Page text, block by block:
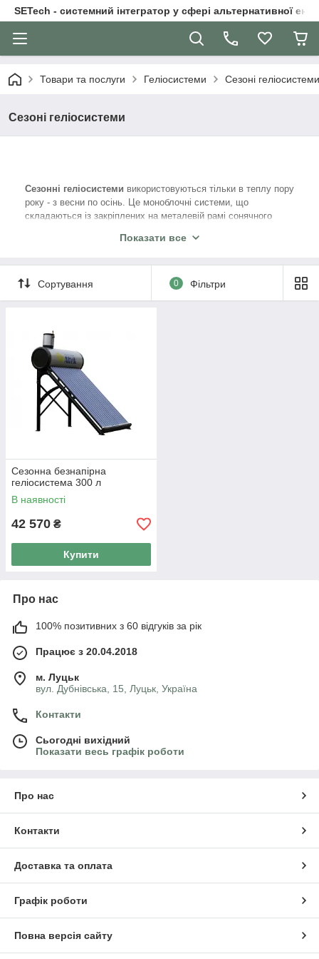
SETech - системний інтегратор у сфері альтернативної
Товари та послуги Геліосистеми Сезоні геліосистеми
Сезоні геліосистеми
Сезонні геліосистеми використовуються тільки в теплу пору
року - з весни по осінь. Це моноблочні системи, що
складаються із закріплених на металевій рамі сонячного
теплоносія в таких системах використовується вода контуру
Сезонність використання геліосистем обумовлена ​​зниженням
температури навколишнього середовища в зимовий час
словами, в зимовий час, коли замерзає вода, сезонні
геліотермальние системи не працюють.
Термосифонні системи є ідеальним рішенням для
гарячого водопостачання об'єктів курортної
інфраструктури - баз відпочинку, санаторіїв і пансіонатів
Завдяки модульній конструкції такі системи дозволяють без
праці нарощувати продуктивність системи ГВП, вони
підійдуть і для великого готелю з сезонним напливом гостей,
Принцип роботи сезонних геліосистем:
Варіанти сезоних геліосистем
Показати все
Сортування 0 Фільтри
Сезонна безнапірна
геліосистема 300 л
В наявності
42 570 ₴
Купити
Про нас
100% позитивних з 60 відгуків за рік
Працює з 20.04.2018
м. Луцьк
вул. Дубнівська, 15, Луцьк, Україна
Контакти
Сьогодні вихідний
Показати весь графік роботи
Про нас
Контакти
Доставка та оплата
Графік роботи
Повна версія сайту